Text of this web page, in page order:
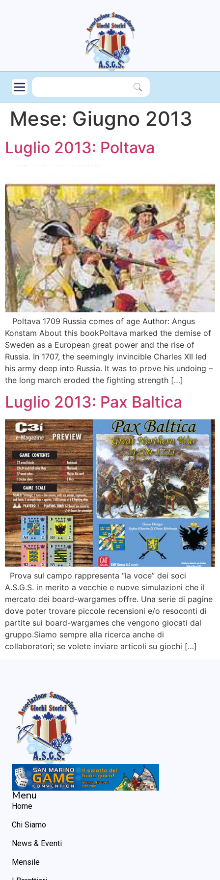
Mese: Giugno 2013
Luglio 2013: Poltava
Poltava 1709 Russia comes of age Author: Angus
Konstam About this bookPoltava marked the demise of
Sweden as a European great power and the rise of
Russia. In 1707, the seemingly invincible Charles XII led
his army deep into Russia. It was to prove his undoing –
the long march eroded the fighting strength […]
Luglio 2013: Pax Baltica
Prova sul campo rappresenta “la voce” dei soci
A.S.G.S. in merito a vecchie e nuove simulazioni che il
mercato dei board-wargames offre. Una serie di pagine
dove poter trovare piccole recensioni e/o resoconti di
partite sui board-wargames che vengono giocati dal
gruppo.Siamo sempre alla ricerca anche di
collaboratori; se volete inviare articoli su giochi […]
Menu
Home
Chi Siamo
News & Eventi
Mensile